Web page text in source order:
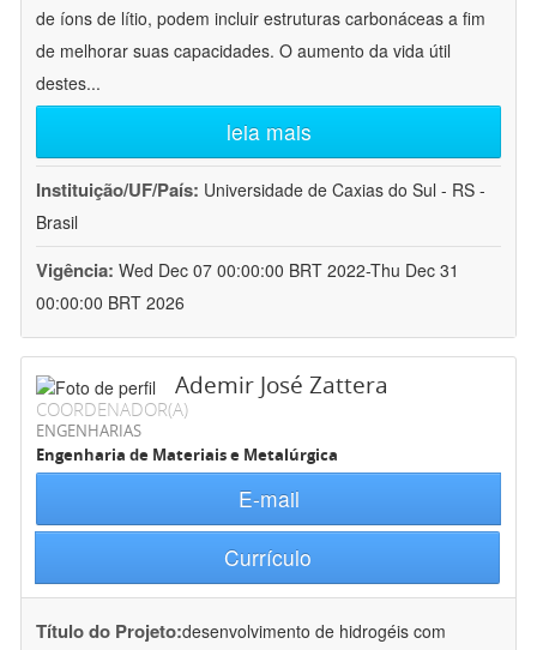
de íons de lítio, podem incluir estruturas carbonáceas a fim
de melhorar suas capacidades. O aumento da vida útil
destes...
leia mais
Instituição/UF/País: Universidade de Caxias do Sul - RS -
Brasil
Vigência: Wed Dec 07 00:00:00 BRT 2022-Thu Dec 31
00:00:00 BRT 2026
Ademir José Zattera
COORDENADOR(A)
ENGENHARIAS
Engenharia de Materiais e Metalúrgica
E-mail
Currículo
Título do Projeto:desenvolvimento de hidrogéis com